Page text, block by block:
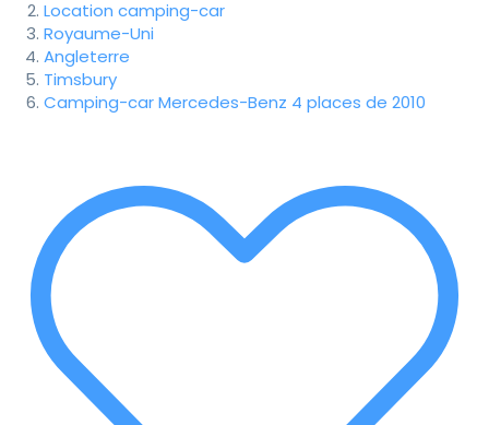
Location camping-car
Royaume-Uni
Angleterre
Timsbury
Camping-car Mercedes-Benz 4 places de 2010